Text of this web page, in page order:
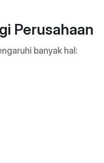
Perusahaan
banyak hal: